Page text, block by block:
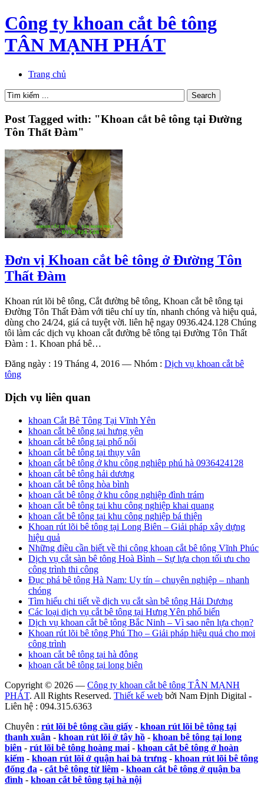
Công ty khoan cắt bê tông
TÂN MẠNH PHÁT
Trang chủ
Post Tagged with: "Khoan cắt bê tông tại Đường
Tôn Thất Đàm"
Đơn vị Khoan cắt bê tông ở Đường Tôn
Thất Đàm
Khoan rút lõi bê tông, Cắt đường bê tông, Khoan cắt bê tông tại
Đường Tôn Thất Đàm với tiêu chí uy tín, nhanh chóng và hiệu quả,
dùng cho 24/24, giá cả tuyệt vời. liên hệ ngay 0936.424.128 Chúng
tôi làm các dịch vụ khoan cắt đường bê tông tại Đường Tôn Thất
Đàm : 1. Khoan phá bê…
Đăng ngày : 19 Tháng 4, 2016 — Nhóm : Dịch vụ khoan cắt bê
tông
Dịch vụ liên quan
khoan Cắt Bê Tông Tại Vĩnh Yên
khoan cắt bê tông tại hưng yên
khoan cắt bê tông tại phố nối
khoan cắt bê tông tại thụy vân
khoan cắt bê tông ở khu công nghiêp phú hà 0936424128
khoan cắt bê tông hải dương
khoan cắt bê tông hòa bình
khoan cắt bê tông ở khu công nghiệp đình trám
khoan cắt bê tông tại khu công nghiệp khai quang
khoan cắt bê tông tại khu công nghiệp bá thiện
Khoan rút lõi bê tông tại Long Biên – Giải pháp xây dựng
hiệu quả
Những điều cần biết về thi công khoan cắt bê tông Vĩnh Phúc
Dịch vụ cắt sàn bê tông Hoà Bình – Sự lựa chọn tối ưu cho
công trình thi công
Đục phá bê tông Hà Nam: Uy tín – chuyên nghiệp – nhanh
chóng
Tìm hiểu chi tiết về dịch vụ cắt sàn bê tông Hải Dương
Các loại dịch vụ cắt bê tông tại Hưng Yên phổ biến
Dịch vụ khoan cắt bê tông Bắc Ninh – Vì sao nên lựa chọn?
Khoan rút lõi bê tông Phú Thọ – Giải pháp hiệu quả cho mọi
công trình
khoan cắt bê tông tại hà đông
khoan cắt bê tông tại long biên
Copyright © 2026 — Công ty khoan cắt bê tông TÂN MẠNH
PHÁT. All Rights Reserved. Thiết kế web bởi Nam Định Digital -
Liên hệ : 094.315.6363
Chuyên : rút lõi bê tông cầu giấy - khoan rút lõi bê tông tại
thanh xuân - khoan rút lõi ở tây hồ - khoan bê tông tại long
biên - rút lõi bê tông hoàng mai - khoan cắt bê tông ở hoàn
kiếm - khoan rút lõi ở quận hai bà trưng - khoan rút lõi bê tông
đống đa - cắt bê tông từ liêm - khoan cắt bê tông ở quận ba
đình - khoan cắt bê tông tại hà nội